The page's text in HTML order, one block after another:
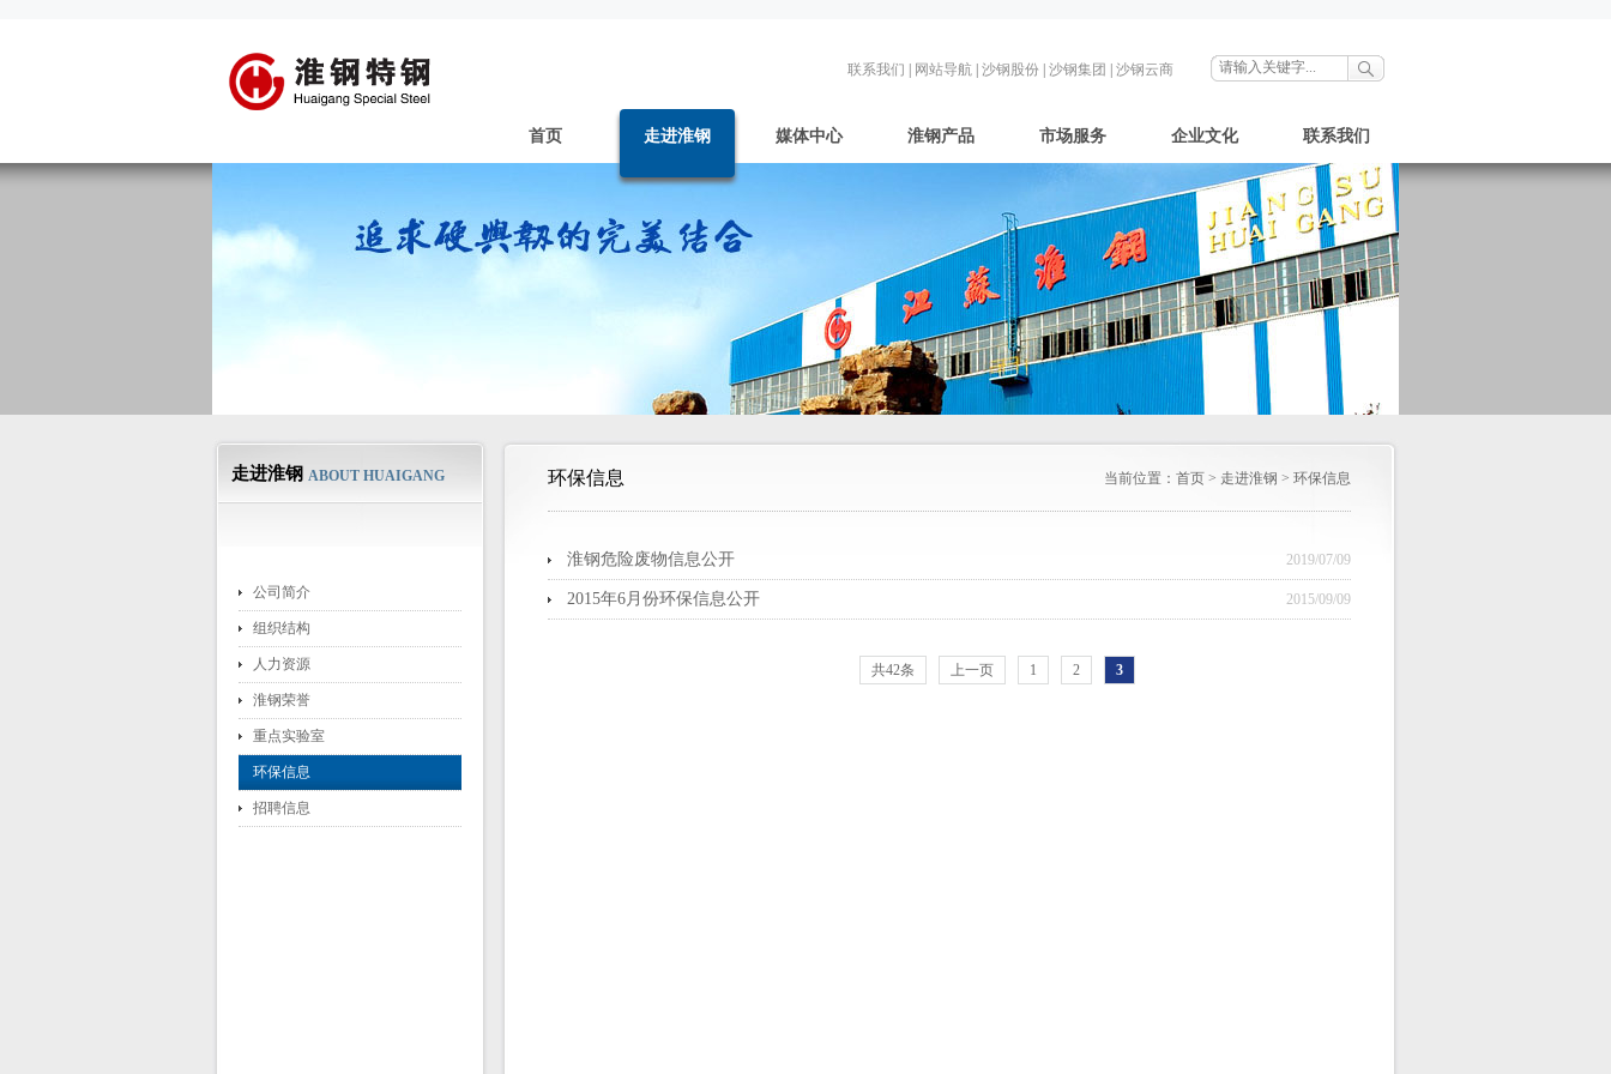
联系我们 网站导航 沙钢股份 沙钢集团 沙钢云商
首页 走进淮钢 媒体中心 淮钢产品 市场服务 企业文化 联系我们
走进淮钢 ABOUT HUAIGANG
公司简介
组织结构
人力资源
淮钢荣誉
重点实验室
环保信息
招聘信息
当前位置： 首页 > 走进淮钢 > 环保信息
环保信息
2019/07/09
淮钢危险废物信息公开
2015/09/09
2015年6月份环保信息公开
共42条 上一页 1 2 3